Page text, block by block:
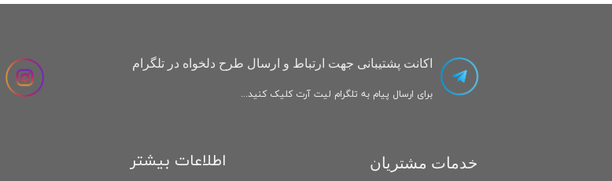
خدمات مشتریان
اکانت پشتیبانی جهت ارتباط و ارسال طرح دلخواه در تلگرام
برای ارسال پیام به تلگرام لیت آرت کلیک کنید...
اطلاعات بیشتر